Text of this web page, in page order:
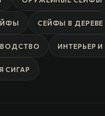
СЕЙФЫ В ДЕРЕВЕ
ИНТЕРЬЕР